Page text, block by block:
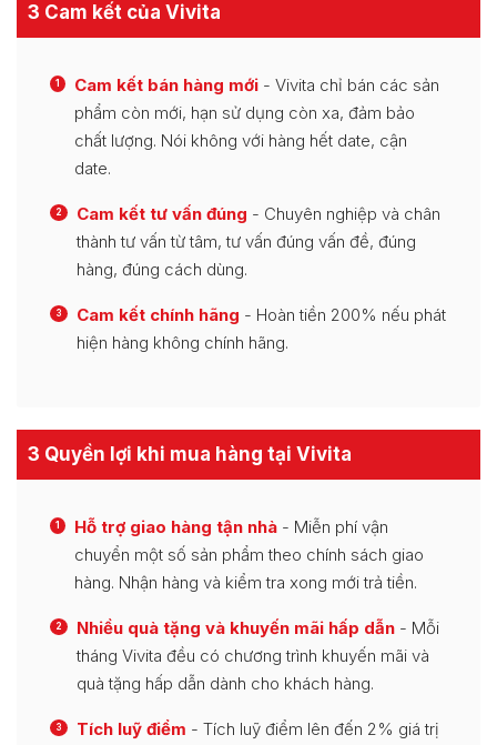
3 Cam kết của Vivita
1 Cam kết bán hàng mới - Vivita chỉ bán các sản
phẩm còn mới, hạn sử dụng còn xa, đảm bảo
chất lượng. Nói không với hàng hết date, cận
date.
2 Cam kết tư vấn đúng - Chuyên nghiệp và chân
thành tư vấn từ tâm, tư vấn đúng vấn đề, đúng
hàng, đúng cách dùng.
3 Cam kết chính hãng - Hoàn tiền 200% nếu phát
hiện hàng không chính hãng.
3 Quyền lợi khi mua hàng tại Vivita
1 Hỗ trợ giao hàng tận nhà - Miễn phí vận
chuyển một số sản phẩm theo chính sách giao
hàng. Nhận hàng và kiểm tra xong mới trả tiền.
2 Nhiều quà tặng và khuyến mãi hấp dẫn - Mỗi
tháng Vivita đều có chương trình khuyến mãi và
quà tặng hấp dẫn dành cho khách hàng.
3 Tích luỹ điểm - Tích luỹ điểm lên đến 2% giá trị